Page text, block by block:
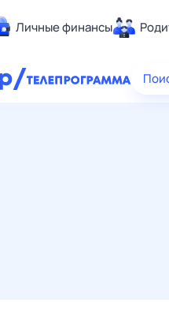
Личные финансы